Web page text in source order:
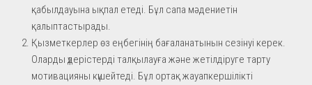
қабылдауына ықпал етеді. Бұл сапа мәдениетін
қалыптастырады.
Қызметкерлер өз еңбегінің бағаланатынын сезінуі керек.
Оларды үдерістерді талқылауға және жетілдіруге тарту
мотивацияны күшейтеді. Бұл ортақ жауапкершілікті